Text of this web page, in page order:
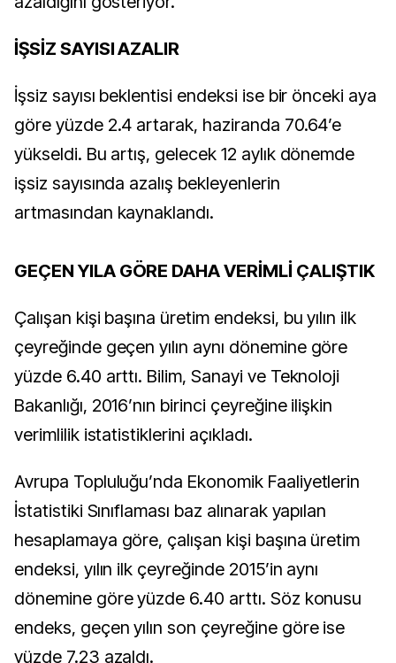
İŞSİZ SAYISI AZALIR
İşsiz sayısı beklentisi endeksi ise bir önceki aya
göre yüzde 2.4 artarak, haziranda 70.64’e
yükseldi. Bu artış, gelecek 12 aylık dönemde
işsiz sayısında azalış bekleyenlerin
artmasından kaynaklandı.
GEÇEN YILA GÖRE DAHA VERİMLİ ÇALIŞTIK
Çalışan kişi başına üretim endeksi, bu yılın ilk
çeyreğinde geçen yılın aynı dönemine göre
yüzde 6.40 arttı. Bilim, Sanayi ve Teknoloji
Bakanlığı, 2016’nın birinci çeyreğine ilişkin
verimlilik istatistiklerini açıkladı.
Avrupa Topluluğu’nda Ekonomik Faaliyetlerin
İstatistiki Sınıflaması baz alınarak yapılan
hesaplamaya göre, çalışan kişi başına üretim
endeksi, yılın ilk çeyreğinde 2015’in aynı
dönemine göre yüzde 6.40 arttı. Söz konusu
endeks, geçen yılın son çeyreğine göre ise
yüzde 7.23 azaldı.